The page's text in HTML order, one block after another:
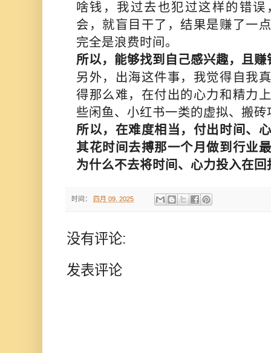
啥钱，我过去也犯过这样的错
会，就盲目干了，结果是赚了一
完全是浪费时间。
所以，能够找到自己感兴趣，且
另外，出海这件事，我觉得自我
得那么难，在付出的心力和精力
些闲鱼、小红书一类的虚拟、搬
所以，在难度相当，付出时间、
其花时间去搏那一个月做到行业
为什么不去将时间、心力投入在
时间： 四月 09, 2025
没有评论:
发表评论